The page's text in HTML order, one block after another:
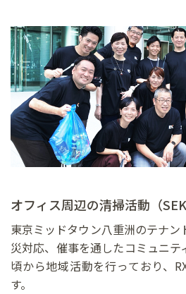
オフィス周辺の清掃活動（
東京ミッドタウン八重洲のテナ
災対応、催事を通したコミュニテ
頃から地域活動を行っており、
す。